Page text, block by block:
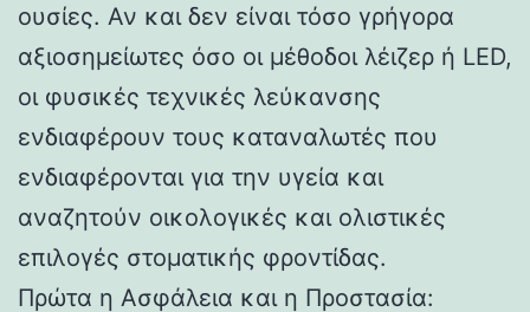
ουσίες. Αν και δεν είναι τόσο γρήγορα
αξιοσημείωτες όσο οι μέθοδοι λέιζερ ή LED,
οι φυσικές τεχνικές λεύκανσης
ενδιαφέρουν τους καταναλωτές που
ενδιαφέρονται για την υγεία και
αναζητούν οικολογικές και ολιστικές
επιλογές στοματικής φροντίδας.
Πρώτα η Ασφάλεια και η Προστασία: